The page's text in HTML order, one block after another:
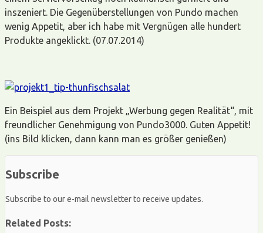
inszeniert. Die Gegenüberstellungen von Pundo machen
wenig Appetit, aber ich habe mit Vergnügen alle hundert
Produkte angeklickt. (07.07.2014)
Ein Beispiel aus dem Projekt „Werbung gegen Realität“, mit
freundlicher Genehmigung von Pundo3000. Guten Appetit!
(ins Bild klicken, dann kann man es größer genießen)
Subscribe
Subscribe to our e-mail newsletter to receive updates.
Related Posts: